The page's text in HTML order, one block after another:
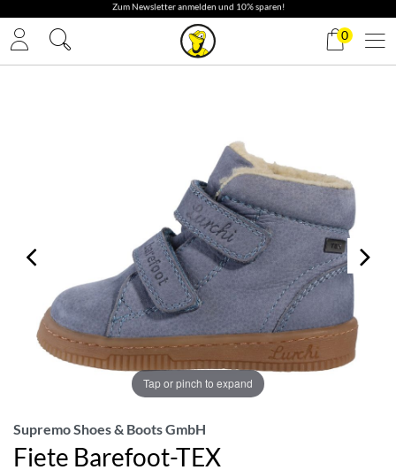
✓ Gratis Versand
0
Tap or pinch to expand
Supremo Shoes & Boots GmbH
Fiete Barefoot-TEX